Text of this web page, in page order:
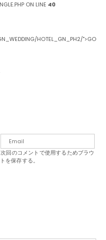
ON LINE 40
HOTEL_GN_PH2/">GO
次回のコメントで使用するためブラウ
を保存する。